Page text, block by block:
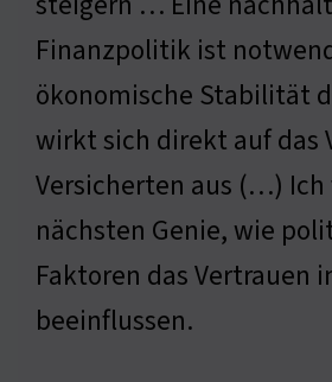
Finanzpolitik ist
ökonomische Stabilität
wirkt sich direkt auf das
Versicherten aus (…) Ich
nächsten Genie, wie
Faktoren das Vertrauen
beeinflussen.